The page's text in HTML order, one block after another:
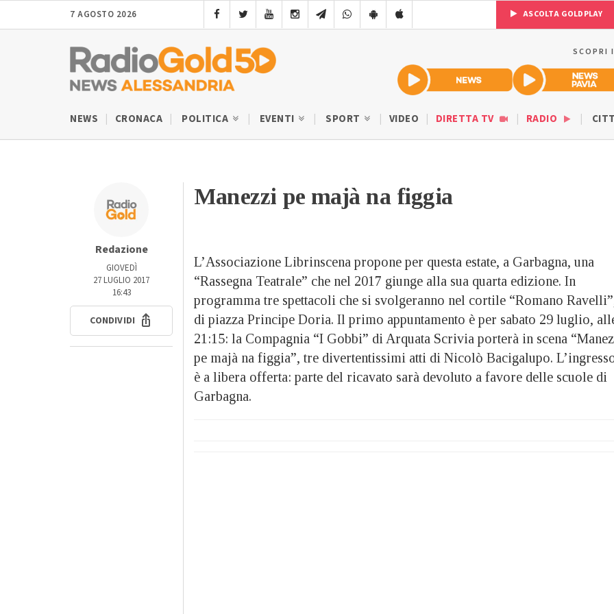
7 AGOSTO 2026 ASCOLTA GOLDPLAY
SCOPRI
NEWS CRONACA POLITICA EVENTI SPORT VIDEO DIRETTA TV RADIO
Redazione
GIOVEDÌ
27 LUGLIO 2017
16:43
CONDIVIDI
Manezzi pe majà na figgia
L’Associazione Librinscena propone per questa estate, a Garbagna, una
“Rassegna Teatrale” che nel 2017 giunge alla sua quarta edizione. In
programma tre spettacoli che si svolgeranno nel cortile “Romano
di piazza Principe Doria. Il primo appuntamento è per sabato 29 luglio,
21:15: la Compagnia “I Gobbi” di Arquata Scrivia porterà in scena
pe majà na figgia”, tre divertentissimi atti di Nicolò Bacigalupo.
è a libera offerta: parte del ricavato sarà devoluto a favore delle scuole di
Garbagna.